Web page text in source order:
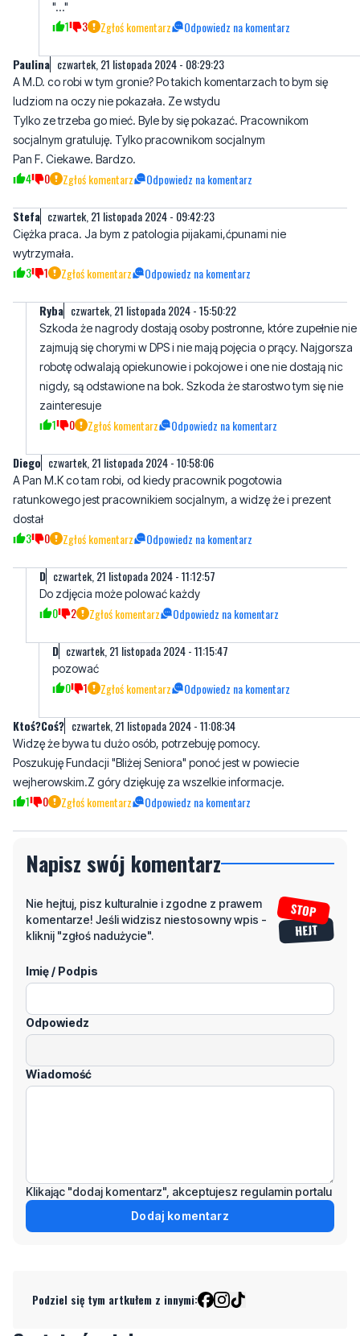
czwartek, 21 listopada 2024 - 08:29:23
A M.D. co robi w tym gronie? Po takich komentarzach to bym się
Tylko ze trzeba go mieć. Byle by się pokazać. Pracownikom
socjalnym gratuluję. Tylko pracownikom socjalnym
Pan F. Ciekawe. Bardzo.
4 0 Zgłoś komentarz Odpowiedz na komentarz
Stefa czwartek, 21 listopada 2024 - 09:42:23
Ciężka praca. Ja bym z patologia pijakami,ćpunami nie
3 1 Zgłoś komentarz Odpowiedz na komentarz
Ryba czwartek, 21 listopada 2024 - 15:50:22
Szkoda że nagrody dostają osoby postronne, które zupełnie nie
robotę odwalają opiekunowie i pokojowe i one nie dostają nic
nigdy, są odstawione na bok. Szkoda że starostwo tym się nie
zainteresuje
1 0 Zgłoś komentarz Odpowiedz na komentarz
Diego czwartek, 21 listopada 2024 - 10:58:06
A Pan M.K co tam robi, od kiedy pracownik pogotowia
dostał
3 0 Zgłoś komentarz Odpowiedz na komentarz
D
Do zdjęcia może polować każdy
D czwartek, 21 listopada 2024 - 11:15:47
pozować
Ktoś?Coś? czwartek, 21 listopada 2024 - 11:08:34
Widzę że bywa tu dużo osób, potrzebuję pomocy.
wejherowskim.Z góry dziękuję za wszelkie informacje.
1 0 Zgłoś komentarz Odpowiedz na komentarz
Napisz swój komentarz
komentarze! Jeśli widzisz niestosowny wpis -
kliknij "zgłoś nadużycie".
Imię / Podpis
Odpowiedz
Wiadomość